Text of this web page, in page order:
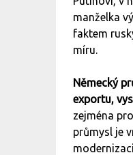
manželka
faktem
míru.
Německý
exportu,
zejména
průmysl je